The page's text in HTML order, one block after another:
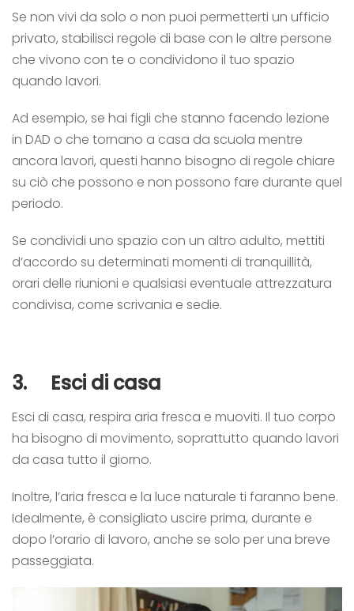
Se non vivi da solo o non puoi permetterti un ufficio
privato, stabilisci regole di base con le altre persone
che vivono con te o condividono il tuo spazio
quando lavori.
Ad esempio, se hai figli che stanno facendo lezione
in DAD o che tornano a casa da scuola mentre
ancora lavori, questi hanno bisogno di regole chiare
su ciò che possono e non possono fare durante quel
periodo.
Se condividi uno spazio con un altro adulto, mettiti
d’accordo su determinati momenti di tranquillità,
orari delle riunioni e qualsiasi eventuale attrezzatura
condivisa, come scrivania e sedie.
3. Esci di casa
Esci di casa, respira aria fresca e muoviti. Il tuo corpo
ha bisogno di movimento, soprattutto quando lavori
da casa tutto il giorno.
Inoltre, l’aria fresca e la luce naturale ti faranno bene.
Idealmente, è consigliato uscire prima, durante e
dopo l’orario di lavoro, anche se solo per una breve
passeggiata.